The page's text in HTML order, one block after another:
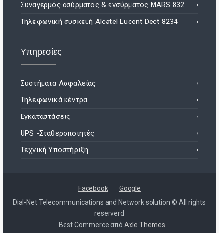
Συναγερμός ασύρματος & ενσύρματος MARS 832
Τηλεφωνική συσκευή Alcatel Lucent Dect 8234
Υπηρεσίες
Συστήματα Ασφαλείας
Τηλεφωνικά κέντρα
Εγκαταστάσεις
UPS -Σταθεροποιητές
Τεχνική Υποστήριξη
Facebook
Google
Dial-Net Telecommunications and Network solution © All rights
reserverd
Best Commerce από Axle Themes